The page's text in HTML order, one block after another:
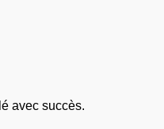
avec succès.